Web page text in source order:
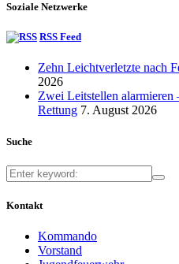
Soziale Netzwerke
RSS Feed
Zehn Leichtverletzte nach
2026
Zwei Leitstellen
Rettung 7. August 2026
Suche
Kontakt
Kommando
Vorstand